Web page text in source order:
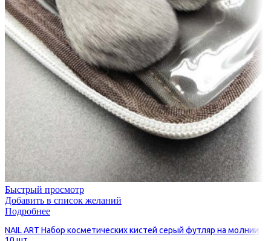
Быстрый просмотр
Добавить в список желаний
Подробнее
NAIL ART Набор косметических кистей серый футляр на молнии